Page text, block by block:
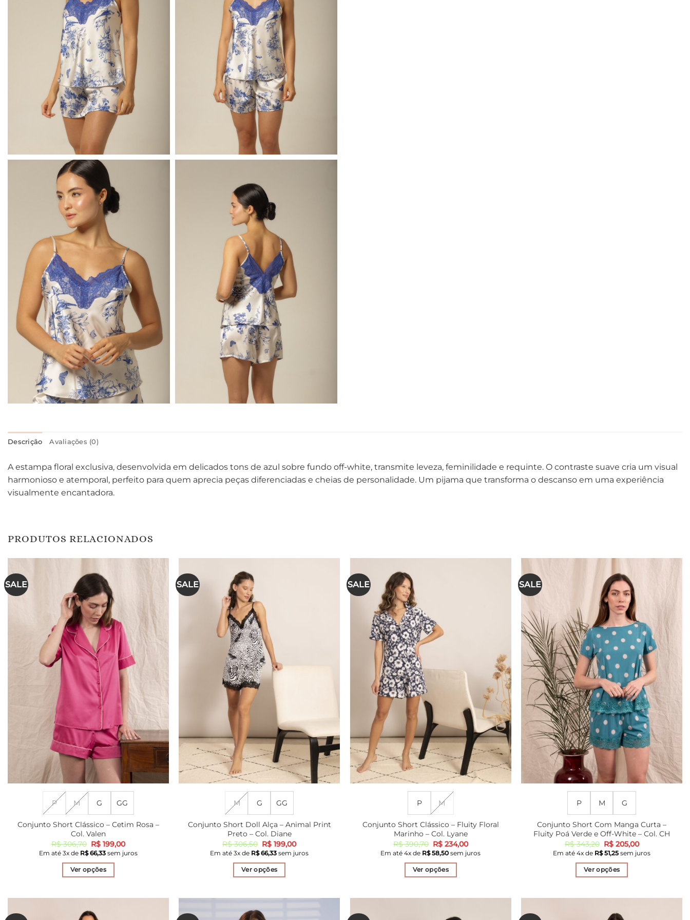
Descrição Avaliações (0)
A estampa floral exclusiva, desenvolvida em delicados tons de azul sobre fundo off-white, transmite leveza, feminilidade e requinte. O contraste suave cria um visual
harmonioso e atemporal, perfeito para quem aprecia peças diferenciadas e cheias de personalidade. Um pijama que transforma o descanso em uma experiência
visualmente encantadora.
PRODUTOS RELACIONADOS
SALE
P M G GG
Conjunto Short Clássico – Cetim Rosa –
Col. Valen
R$306,70 O
preço
original
era:
R$ 306,70.
R$199,00O
preço
atual
Em até 3x de R$66,33sem juros
Ver opções
várias
SALE
M G GG
Conjunto Short Doll Alça – Animal Print
Preto – Col. Diane
R$306,50 O
preço
original
era:
R$ 306,50.
R$ 199,00O
preço
atual
Em até3x de R$66,33 sem juros
Ver opções
várias
SALE
P M
Conjunto Short Clássico – Fluity Floral
Marinho – Col. Lyane
R$390,70 O
preço
original
era:
R$ 390,70.
R$234,00O
preço
atual
Em até4x de R$58,50 sem juros
Ver opções
várias
SALE
P M G
Conjunto Short Com Manga Curta –
Fluity Poá Verde e Off-White – Col. CH
R$343,20 O
preço
original
era:
R$ 343,20.
R$205,00O
preço
atual
Em até4x de R$51,25 sem juros
Ver opções
várias